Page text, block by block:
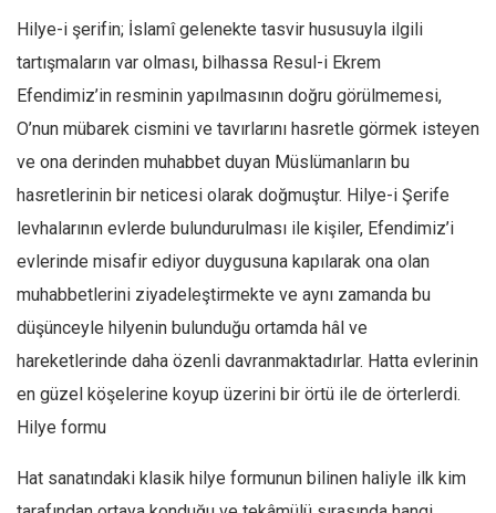
Tarih
Düşünce
Dosyalar
Hilye-i şerifin; İslamî gelenekte tasvir hususuyla ilgili
tartışmaların var olması, bilhassa Resul-i Ekrem
Efendimiz’in resminin yapılmasının doğru görülmemesi,
O’nun mübarek cismini ve tavırlarını hasretle görmek isteyen
ve ona derinden muhabbet duyan Müslümanların bu
hasretlerinin bir neticesi olarak doğmuştur. Hilye-i Şerife
levhalarının evlerde bulundurulması ile kişiler, Efendimiz’i
evlerinde misafir ediyor duygusuna kapılarak ona olan
muhabbetlerini ziyadeleştirmekte ve aynı zamanda bu
düşünceyle hilyenin bulunduğu ortamda hâl ve
hareketlerinde daha özenli davranmaktadırlar. Hatta evlerinin
en güzel köşelerine koyup üzerini bir örtü ile de örterlerdi.
Hilye formu
Hat sanatındaki klasik hilye formunun bilinen haliyle ilk kim